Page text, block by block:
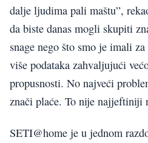
dalje ljudima pali maštu”,
da biste danas mogli skupiti
snage nego što smo je imali
više podataka zahvaljujući
propusnosti. No najveći
znači plaće. To nije najjeftiniji
SETI@home je u jednom